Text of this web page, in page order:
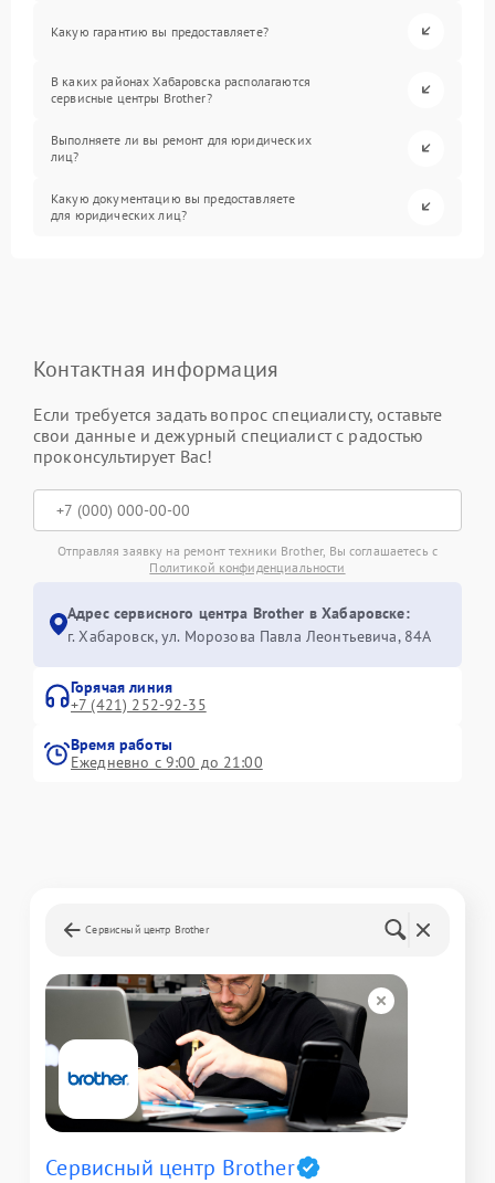
Какую гарантию вы предоставляете?
В каких районах Хабаровска располагаются
сервисные центры Brother?
Выполняете ли вы ремонт для юридических
лиц?
Какую документацию вы предоставляете
для юридических лиц?
Контактная информация
Если требуется задать вопрос специалисту, оставьте
свои данные и дежурный специалист с радостью
проконсультирует Вас!
Отправляя заявку на ремонт техники Brother, Вы соглашаетесь с
Политикой конфиденциальности
Адрес сервисного центра Brother в Хабаровске:
г. Хабаровск, ул. Морозова Павла Леонтьевича, 84А
Горячая линия
+7 (421) 252-92-35
Время работы
Ежедневно с 9:00 до 21:00
Сервисный центр Brother
Сервисный центр Brother